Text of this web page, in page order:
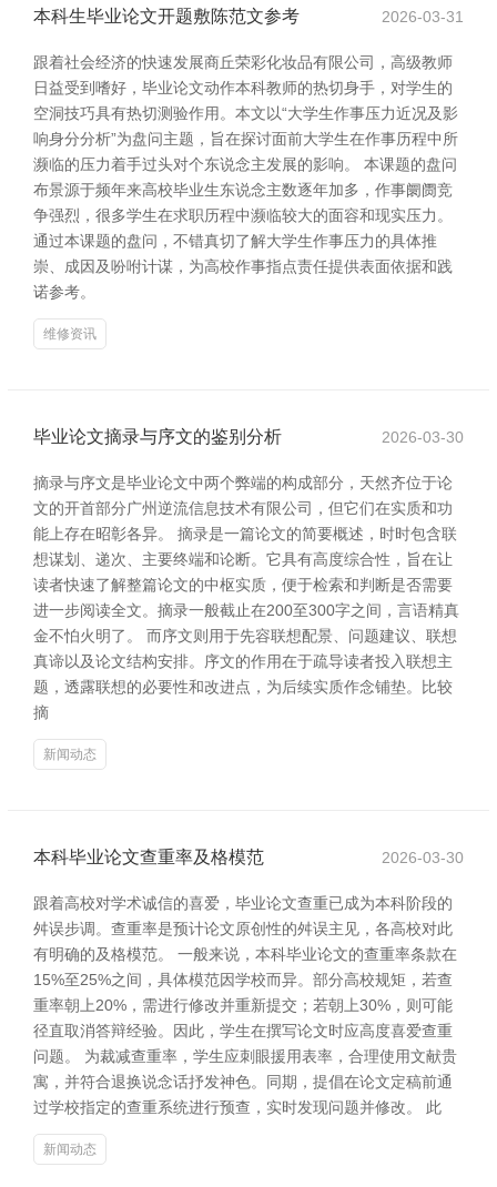
本科生毕业论文开题敷陈范文参考 2026-03-31
跟着社会经济的快速发展商丘荣彩化妆品有限公司，高级教师
日益受到嗜好，毕业论文动作本科教师的热切身手，对学生的
空洞技巧具有热切测验作用。本文以“大学生作事压力近况及影
响身分分析”为盘问主题，旨在探讨面前大学生在作事历程中所
濒临的压力着手过头对个东说念主发展的影响。 本课题的盘问
布景源于频年来高校毕业生东说念主数逐年加多，作事阛阓竞
争强烈，很多学生在求职历程中濒临较大的面容和现实压力。
通过本课题的盘问，不错真切了解大学生作事压力的具体推
崇、成因及吩咐计谋，为高校作事指点责任提供表面依据和践
诺参考。
维修资讯
毕业论文摘录与序文的鉴别分析 2026-03-30
摘录与序文是毕业论文中两个弊端的构成部分，天然齐位于论
文的开首部分广州逆流信息技术有限公司，但它们在实质和功
能上存在昭彰各异。 摘录是一篇论文的简要概述，时时包含联
想谋划、递次、主要终端和论断。它具有高度综合性，旨在让
读者快速了解整篇论文的中枢实质，便于检索和判断是否需要
进一步阅读全文。摘录一般截止在200至300字之间，言语精真
金不怕火明了。 而序文则用于先容联想配景、问题建议、联想
真谛以及论文结构安排。序文的作用在于疏导读者投入联想主
题，透露联想的必要性和改进点，为后续实质作念铺垫。比较
摘
新闻动态
本科毕业论文查重率及格模范 2026-03-30
跟着高校对学术诚信的喜爱，毕业论文查重已成为本科阶段的
舛误步调。查重率是预计论文原创性的舛误主见，各高校对此
有明确的及格模范。 一般来说，本科毕业论文的查重率条款在
15%至25%之间，具体模范因学校而异。部分高校规矩，若查
重率朝上20%，需进行修改并重新提交；若朝上30%，则可能
径直取消答辩经验。因此，学生在撰写论文时应高度喜爱查重
问题。 为裁减查重率，学生应刺眼援用表率，合理使用文献贵
寓，并符合退换说念话抒发神色。同期，提倡在论文定稿前通
过学校指定的查重系统进行预查，实时发现问题并修改。 此
新闻动态